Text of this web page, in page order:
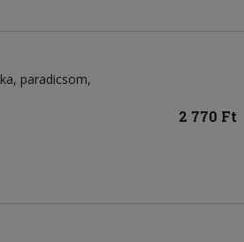
paradicsom
2 770 Ft